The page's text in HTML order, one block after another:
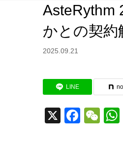
AsteRythm
かとの契約
2025.09.21
LINE
X